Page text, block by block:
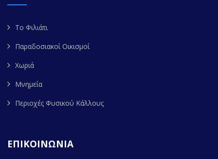
Το Φιλιάτι
Παραδοσιακοί Οικισμοί
Χωριά
Μνημεία
Περιοχές Φυσικού Κάλλους
ΕΠΙΚΟΙΝΩΝΙΑ